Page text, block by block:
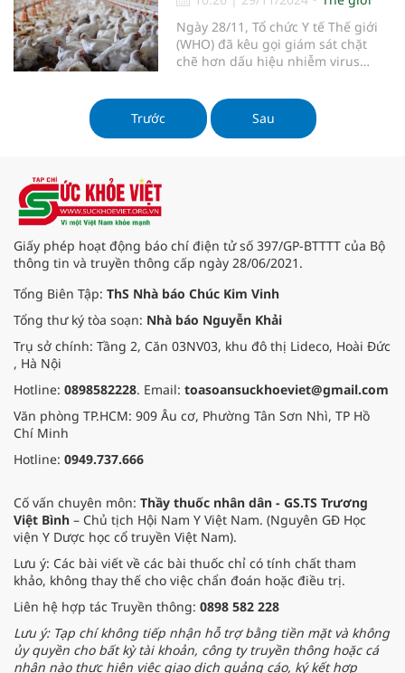
Ngày 28/11, Tổ chức Y tế Thế giới
(WHO) đã kêu gọi giám sát chặt
chẽ hơn dấu hiệu nhiễm virus
soát sự lây lan của virus này.
Trước
Sau
Giấy phép hoạt động báo chí điện tử số 397/GP-BTTTT của Bộ
thông tin và truyền thông cấp ngày 28/06/2021.
Tổng Biên Tập: ThS Nhà báo Chúc Kim Vinh
Tổng thư ký tòa soạn: Nhà báo Nguyễn Khải
Trụ sở chính: Tầng 2, Căn 03NV03, khu đô thị Lideco, Hoài Đức
, Hà Nội
Hotline: 0898582228. Email: toasoansuckhoeviet@gmail.com
Văn phòng TP.HCM: 909 Âu cơ, Phường Tân Sơn Nhì, TP Hồ
Chí Minh
Hotline: 0949.737.666
Cố vấn chuyên môn: Thầy thuốc nhân dân - GS.TS Trương
Việt Bình – Chủ tịch Hội Nam Y Việt Nam. (Nguyên GĐ Học
viện Y Dược học cổ truyền Việt Nam).
Lưu ý: Các bài viết về các bài thuốc chỉ có tính chất tham
khảo, không thay thế cho việc chẩn đoán hoặc điều trị.
Liên hệ hợp tác Truyền thông: 0898 582 228
Lưu ý: Tạp chí không tiếp nhận hỗ trợ bằng tiền mặt và không
ủy quyền cho bất kỳ tài khoản, công ty truyền thông hoặc cá
nhân nào thực hiện việc giao dịch quảng cáo, ký kết hợp